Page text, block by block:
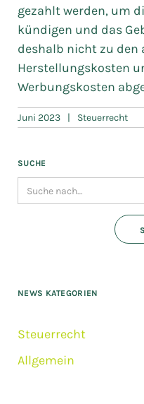
gezahlt werden, um
kündigen und das
deshalb nicht zu den
Herstellungskosten
Werbungskosten
Juni 2023 | Steuerrecht
SUCHE
NEWS KATEGORIEN
Steuerrecht
Allgemein